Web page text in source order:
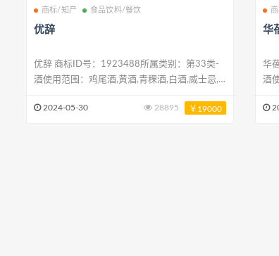
商标/知产 食品饮料/餐饮
优辞
优辞 商标ID号：1923488所属类别：第33类-
酒使用范围：鸡尾酒,黄酒,青稞酒,白酒,威士忌,
胃酒
2024-05-30 28895 ￥19000
华
华蓓 商标ID号：1923495所属类别
酒
蜜